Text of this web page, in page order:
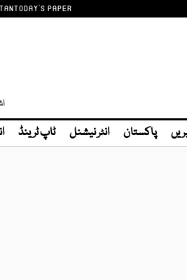
TODAY'S PAPER
پاکستان انٹر نیشنل ٹاپ ٹرینڈ